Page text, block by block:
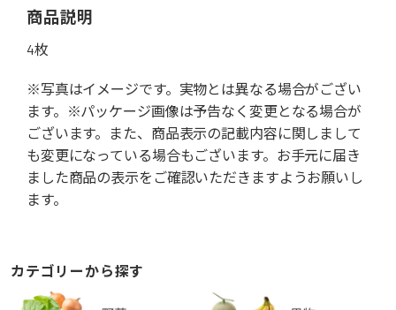
商品説明
4枚
※写真はイメージです。実物とは異なる場合がござい
ます。※パッケージ画像は予告なく変更となる場合が
ございます。また、商品表示の記載内容に関しまして
も変更になっている場合もございます。お手元に届き
ました商品の表示をご確認いただきますようお願いし
ます。
カテゴリーから探す